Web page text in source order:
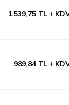
1.539,75 TL
989,84 TL